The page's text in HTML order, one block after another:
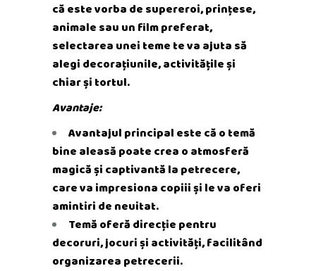
că este vorba de supereroi, prințese,
animale sau un film preferat,
selectarea unei teme te va ajuta să
alegi decorațiunile, activitățile și
chiar și tortul.
Avantaje:
Avantajul principal este că o temă
bine aleasă poate crea o atmosferă
magică și captivantă la petrecere,
care va impresiona copiii și le va oferi
amintiri de neuitat.
Temă oferă direcție pentru
decoruri, jocuri și activități, facilitând
organizarea petrecerii.